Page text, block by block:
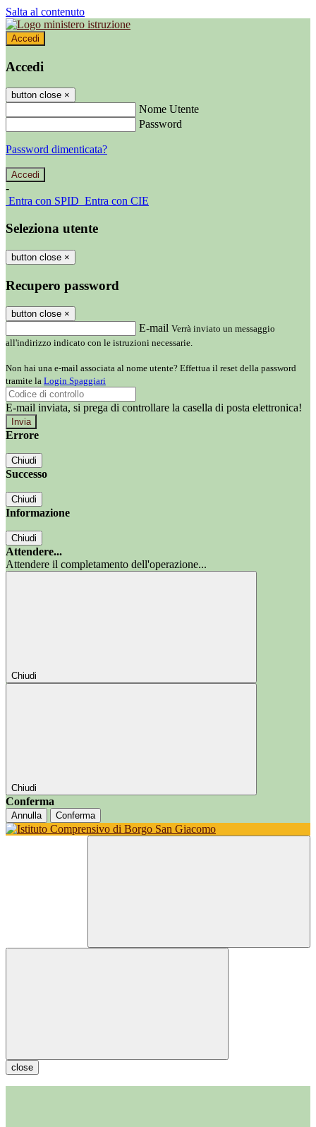
Salta al contenuto
Accedi
Accedi
button close ×
Nome Utente
Password
Password dimenticata?
-
Entra con SPID Entra con CIE
Seleziona utente
button close ×
Recupero password
button close ×
E-mail Verrà inviato un messaggio
all'indirizzo indicato con le istruzioni necessarie.
Non hai una e-mail associata al nome utente? Effettua il reset della password
tramite la Login Spaggiari
E-mail inviata, si prega di controllare la casella di posta elettronica!
Errore
Chiudi
Successo
Chiudi
Informazione
Chiudi
Attendere...
Attendere il completamento dell'operazione...
Chiudi
Chiudi
Conferma
Annulla Conferma
close